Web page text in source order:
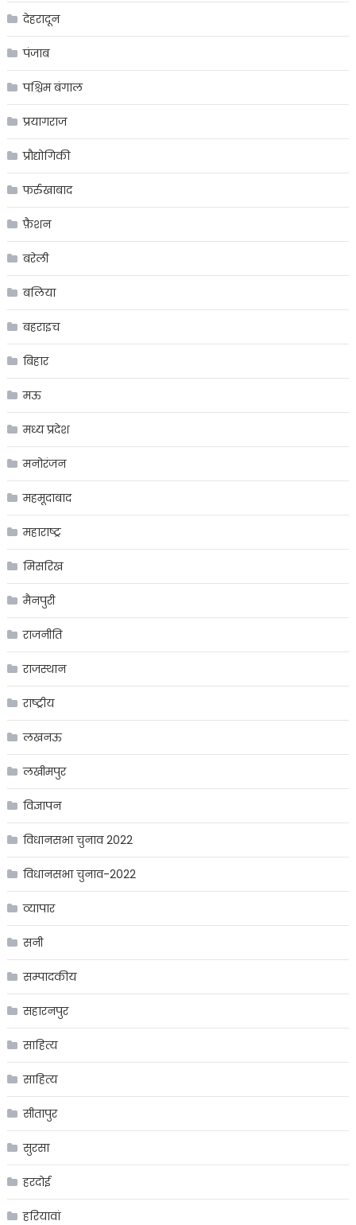
देहरादून
पंजाब
पश्चिम बंगाल
प्रयागराज
प्रौद्योगिकी
फर्रुखाबाद
फ़ैशन
बरेली
बलिया
बहराइच
बिहार
मऊ
मध्य प्रदेश
मनोरंजन
महमूदाबाद
महाराष्ट्र
मिसरिख
मैनपुरी
राजनीति
राजस्थान
राष्ट्रीय
लखनऊ
लखीमपुर
विज्ञापन
विधानसभा चुनाव 2022
विधानसभा चुनाव-2022
व्यापार
सनी
सम्पादकीय
सहारनपुर
साहित्य
साहित्य
सीतापुर
सुरसा
हरदोई
हरियावां